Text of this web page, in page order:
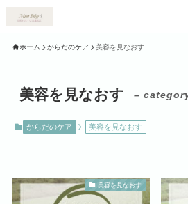
ホーム からだのケア 美容を見なおす
美容を見なおす –
からだのケア 美容を見なおす
美容を見なおす